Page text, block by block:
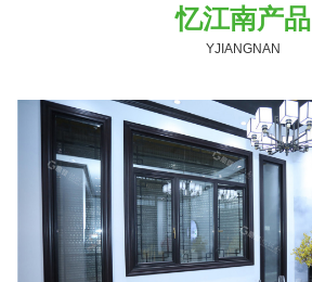
忆江南产品
YJIANGNAN